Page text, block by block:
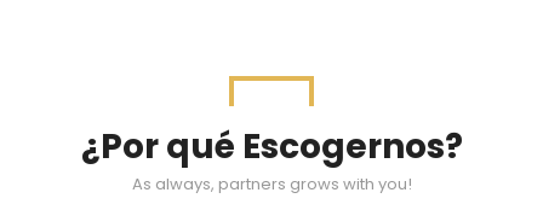
¿Por qué Escogernos?
As always, partners grows with you!